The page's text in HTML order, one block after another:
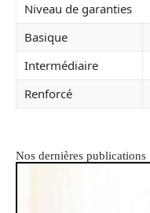
Niveau de garanties
Basique
Intermédiaire
Renforcé
Nos dernières publications